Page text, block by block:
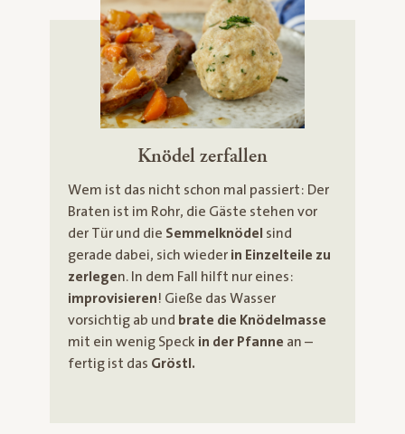
Knödel zerfallen
Wem ist das nicht schon mal passiert: Der
Braten ist im Rohr, die Gäste stehen vor
der Tür und die Semmelknödel sind
gerade dabei, sich wiederin Einzelteile zu
zerlegen. In dem Fall hilft nur eines:
improvisieren! Gieße das Wasser
vorsichtig ab und brate die Knödelmasse
mit ein wenig Speck in der Pfanne an –
fertig ist das Gröstl.